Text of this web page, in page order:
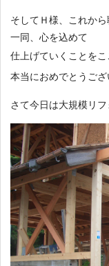
そしてＨ様、これか
一同、心を込めて
仕上げていくことを
本当におめでとうござ
さて今日は大規模リ